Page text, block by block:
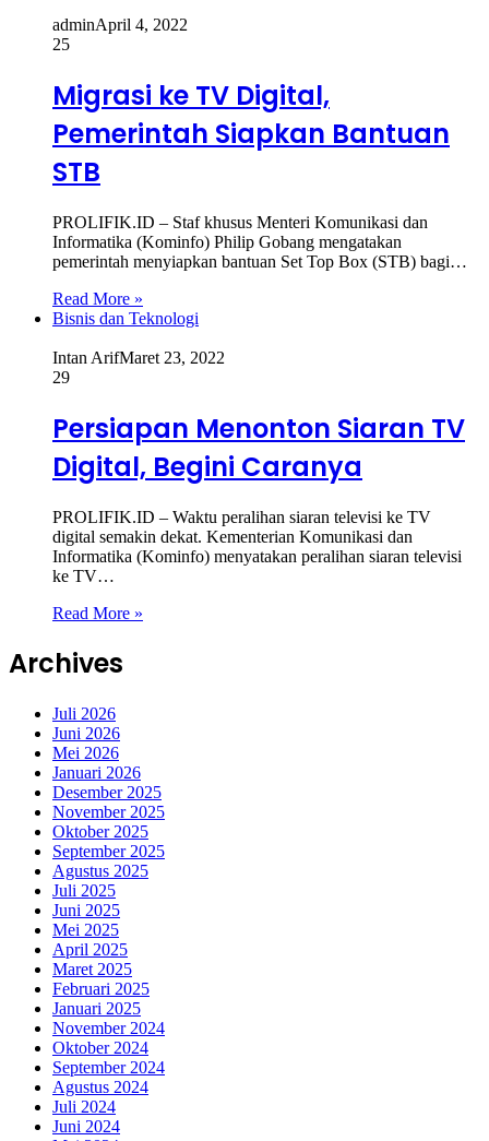
adminApril 4, 2022
25
Migrasi ke TV Digital,
Pemerintah Siapkan Bantuan
STB
PROLIFIK.ID – Staf khusus Menteri Komunikasi dan
Informatika (Kominfo) Philip Gobang mengatakan
pemerintah menyiapkan bantuan Set Top Box (STB) bagi…
Read More »
Bisnis dan Teknologi
Intan ArifMaret 23, 2022
29
Persiapan Menonton Siaran TV
Digital, Begini Caranya
PROLIFIK.ID – Waktu peralihan siaran televisi ke TV
digital semakin dekat. Kementerian Komunikasi dan
Informatika (Kominfo) menyatakan peralihan siaran televisi
ke TV…
Read More »
Archives
Juli 2026
Juni 2026
Mei 2026
Januari 2026
Desember 2025
November 2025
Oktober 2025
September 2025
Agustus 2025
Juli 2025
Juni 2025
Mei 2025
April 2025
Maret 2025
Februari 2025
Januari 2025
November 2024
Oktober 2024
September 2024
Agustus 2024
Juli 2024
Juni 2024